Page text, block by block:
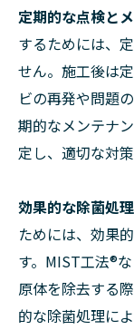
定期的な点検と
するためには、
せん。施工後は
ビの再発や問題
期的なメンテナ
定し、適切な対
効果的な除菌処
ためには、効果
す。MIST工法®
原体を除去する
的な除菌処理に